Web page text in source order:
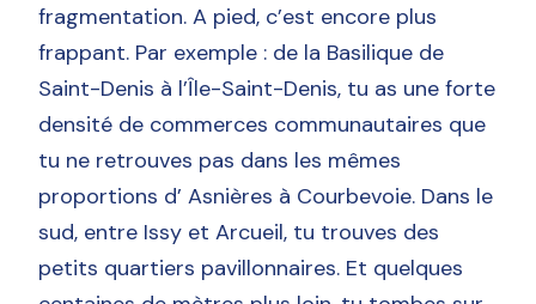
fragmentation. A pied, c’est encore plus
frappant. Par exemple : de la Basilique de
Saint-Denis à l’Île-Saint-Denis, tu as une forte
densité de commerces communautaires que
tu ne retrouves pas dans les mêmes
proportions d’ Asnières à Courbevoie. Dans le
sud, entre Issy et Arcueil, tu trouves des
petits quartiers pavillonnaires. Et quelques